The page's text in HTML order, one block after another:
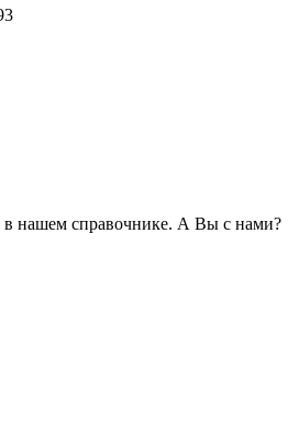
нашем справочнике. А Вы с нами?